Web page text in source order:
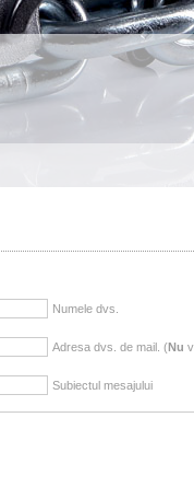
Numele dvs.
Adresa dvs. de mail. (Nu
Subiectul mesajului